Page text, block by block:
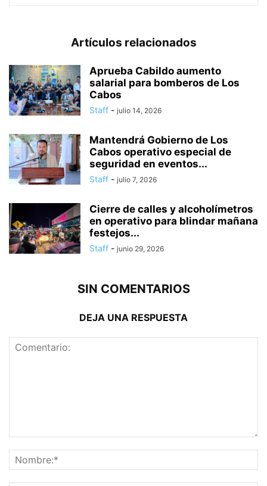
Artículos relacionados
Aprueba Cabildo aumento
salarial para bomberos de Los
Cabos
Staff - julio 14, 2026
Mantendrá Gobierno de Los
Cabos operativo especial de
seguridad en eventos...
Staff - julio 7, 2026
Cierre de calles y alcoholímetros
en operativo para blindar mañana
festejos...
Staff - junio 29, 2026
SIN COMENTARIOS
DEJA UNA RESPUESTA